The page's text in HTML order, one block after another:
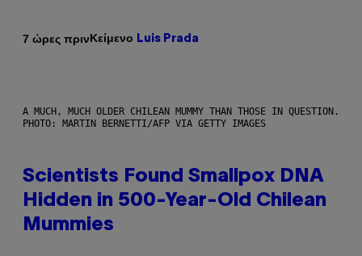
7 ώρες πρινΚείμενο Luis Prada
A MUCH, MUCH OLDER CHILEAN MUMMY THAN THOSE IN QUESTION.
PHOTO: MARTIN BERNETTI/AFP VIA GETTY IMAGES
Scientists Found Smallpox DNA
Hidden in 500-Year-Old Chilean
Mummies